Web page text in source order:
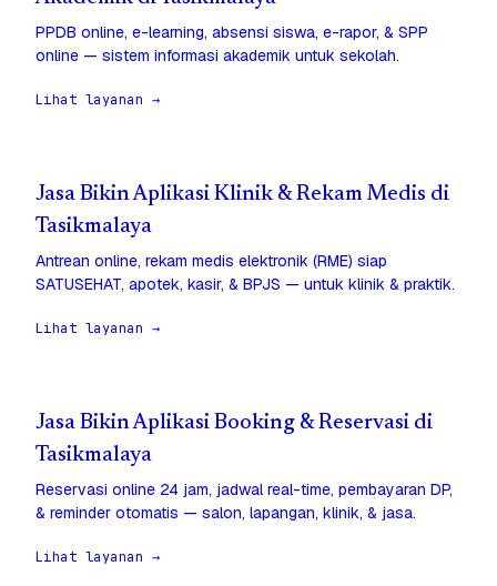
PPDB online, e-learning, absensi siswa, e-rapor, & SPP
online — sistem informasi akademik untuk sekolah.
Lihat layanan →
Jasa Bikin Aplikasi Klinik & Rekam Medis di
Tasikmalaya
Antrean online, rekam medis elektronik (RME) siap
SATUSEHAT, apotek, kasir, & BPJS — untuk klinik & praktik.
Lihat layanan →
Jasa Bikin Aplikasi Booking & Reservasi di
Tasikmalaya
Reservasi online 24 jam, jadwal real-time, pembayaran DP,
& reminder otomatis — salon, lapangan, klinik, & jasa.
Lihat layanan →